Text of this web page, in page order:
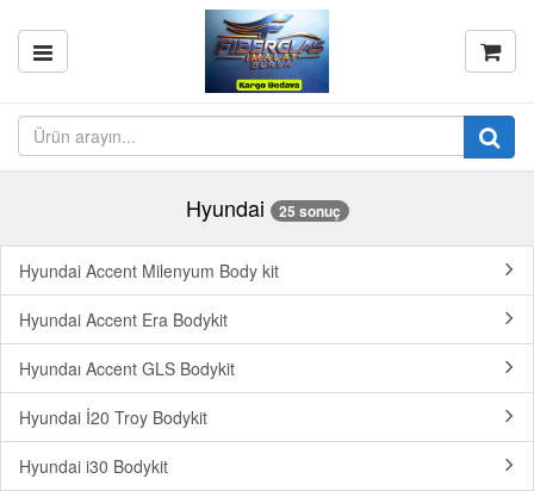
Hyundai 25 sonuç
Hyundai Accent Milenyum Body kit
Hyundai Accent Era Bodykit
Hyundaı Accent GLS Bodykit
Hyundai İ20 Troy Bodykit
Hyundai i30 Bodykit